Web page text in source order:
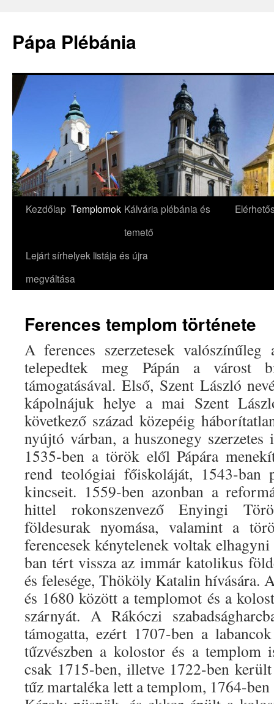
Pápa Plébánia
Skip
content
Kezdőlap Templomok Kálvária plébánia és
temető
Lejárt sírhelyek listája és újra
megváltása
Ferences templom története
A ferences szerzetesek valószínűleg
telepedtek meg Pápán a várost
támogatásával. Első, Szent László
kápolnájuk helye a mai Szent
következő század közepéig
nyújtó várban, a huszonegy
1535-ben a török elől Pápára
rend teológiai főiskoláját, 1543-ban
kincseit. 1559-ben azonban a
hittel rokonszenvező Enyingi
földesurak nyomása, valamint a
ferencesek kénytelenek voltak
ban tért vissza az immár katolikus
és felesége, Thököly Katalin hívására.
és 1680 között a templomot és a
szárnyát. A Rákóczi
támogatta, ezért 1707-ben a
tűzvészben a kolostor és a templom
csak 1715-ben, illetve 1722-ben
tűz martaléka lett a templom, 1764-